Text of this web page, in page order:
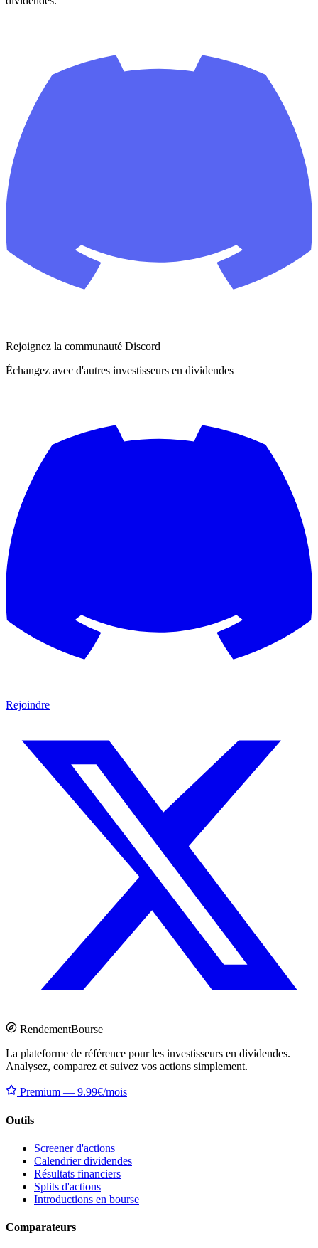
Rejoignez la communauté Discord
Échangez avec d'autres investisseurs en dividendes
Rejoindre
RendementBourse
La plateforme de référence pour les investisseurs en dividendes.
Analysez, comparez et suivez vos actions simplement.
Premium — 9.99€/mois
Outils
Screener d'actions
Calendrier dividendes
Résultats financiers
Splits d'actions
Introductions en bourse
Comparateurs